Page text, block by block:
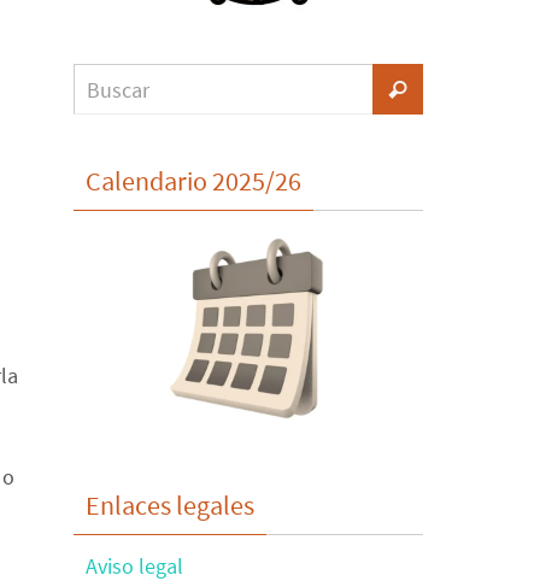
Calendario 2025/26
Enlaces legales
Aviso legal